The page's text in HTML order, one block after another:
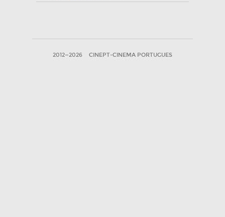
2012—2026 CINEPT-CINEMA PORTUGUES